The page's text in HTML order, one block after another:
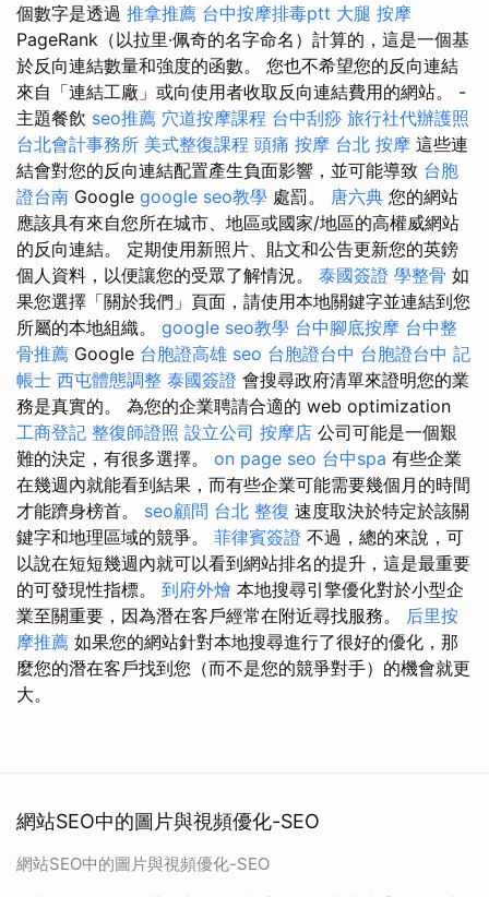
個數字是透過 推拿推薦 台中按摩排毒ptt 大腿 按摩
PageRank（以拉里·佩奇的名字命名）計算的，這是一個基
於反向連結數量和強度的函數。 您也不希望您的反向連結
來自「連結工廠」或向使用者收取反向連結費用的網站。 -
主題餐飲 seo推薦 穴道按摩課程 台中刮痧 旅行社代辦護照
台北會計事務所 美式整復課程 頭痛 按摩 台北 按摩 這些連
結會對您的反向連結配置產生負面影響，並可能導致 台胞
證台南 Google google seo教學 處罰。 唐六典 您的網站
應該具有來自您所在城市、地區或國家/地區的高權威網站
的反向連結。 定期使用新照片、貼文和公告更新您的英鎊
個人資料，以便讓您的受眾了解情況。 泰國簽證 學整骨 如
果您選擇「關於我們」頁面，請使用本地關鍵字並連結到您
所屬的本地組織。 google seo教學 台中腳底按摩 台中整
骨推薦 Google 台胞證高雄 seo 台胞證台中 台胞證台中 記
帳士 西屯體態調整 泰國簽證 會搜尋政府清單來證明您的業
務是真實的。 為您的企業聘請合適的 web optimization
工商登記 整復師證照 設立公司 按摩店 公司可能是一個艱
難的決定，有很多選擇。 on page seo 台中spa 有些企業
在幾週內就能看到結果，而有些企業可能需要幾個月的時間
才能躋身榜首。 seo顧問 台北 整復 速度取決於特定於該關
鍵字和地理區域的競爭。 菲律賓簽證 不過，總的來說，可
以說在短短幾週內就可以看到網站排名的提升，這是最重要
的可發現性指標。 到府外燴 本地搜尋引擎優化對於小型企
業至關重要，因為潛在客戶經常在附近尋找服務。 后里按
摩推薦 如果您的網站針對本地搜尋進行了很好的優化，那
麼您的潛在客戶找到您（而不是您的競爭對手）的機會就更
大。
網站SEO中的圖片與視頻優化-SEO
網站SEO中的圖片與視頻優化-SEO